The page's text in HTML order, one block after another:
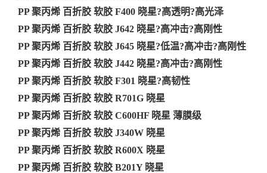
PP 聚丙烯 百折胶 软胶 F400 晓星?高透明?高光泽
PP 聚丙烯 百折胶 软胶 J642 晓星?高冲击?高刚性
PP 聚丙烯 百折胶 软胶 J645 晓星?低温?高冲击?高刚性
PP 聚丙烯 百折胶 软胶 J442 晓星?高冲击?高刚性
PP 聚丙烯 百折胶 软胶 F301 晓星?高韧性
PP 聚丙烯 百折胶 软胶 R701G 晓星
PP 聚丙烯 百折胶 软胶 C600HF 晓星 薄膜级
PP 聚丙烯 百折胶 软胶 J340W 晓星
PP 聚丙烯 百折胶 软胶 R600X 晓星
PP 聚丙烯 百折胶 软胶 B201Y 晓星